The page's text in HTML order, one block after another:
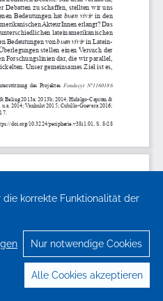
korrekte Funktionalität der
Nur notwendige Cookies
Alle Cookies akzeptieren